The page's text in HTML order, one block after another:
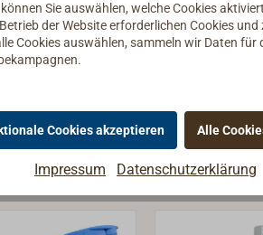
Sie auswählen, welche Cookies
der Website erforderlichen Cookies
Cookies auswählen, sammeln wir Daten
Cookies akzeptieren Alle
Impressum Datenschutzerklärung